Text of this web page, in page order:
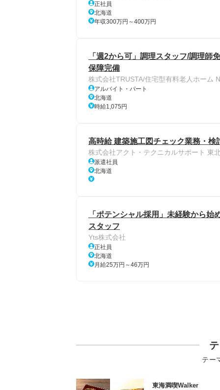
正社員
北海道
年収300万円～400万円
「週2から可」調理スタッフ/調理師
保障完備
株式会社TRUSTA/住宅型有料老人ホーム
アルバイト・パート
北海道
時給1,075円
高時給 建築施工図チェック業務・
株式会社アクト・テクニカルサポート 東
派遣社員
北海道
「ポテンシャル採用」未経験から
スタッフ
Yts株式会社
正社員
北海道
月給25万円～46万円
テー
東海満喫Walker